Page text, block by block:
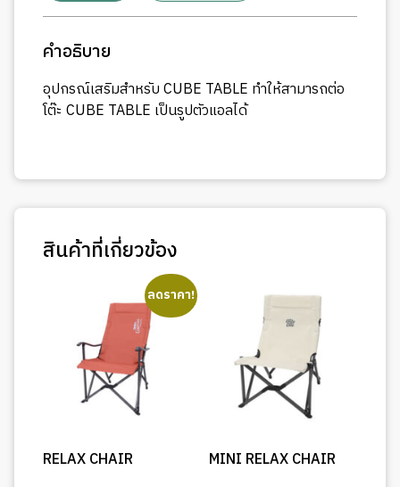
คำอธิบาย
อุปกรณ์เสริมสำหรับ CUBE TABLE ทำให้สามารถต่อ
โต๊ะ CUBE TABLE เป็นรูปตัวแอลได้
สินค้าที่เกี่ยวข้อง
ลดราคา!
RELAX CHAIR MINI RELAX CHAIR